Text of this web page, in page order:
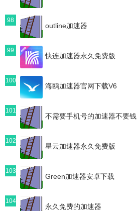
98
outline加速器
99
快连加速器永久免费版
100
海鸥加速器官网下载V6
101
不需要手机号的加速器不要钱
102
星云加速器永久免费版
103
Green加速器安卓下载
104
永久免费的加速器